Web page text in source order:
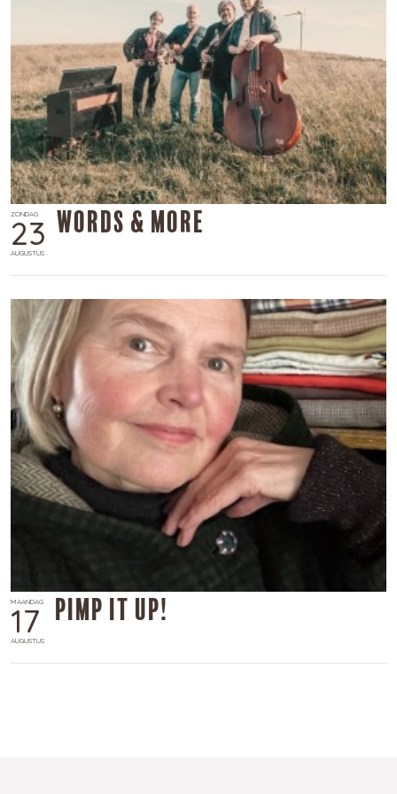
ZONDAG
23
AUGUSTUS
Words & More
MAANDAG
17
AUGUSTUS
Pimp it up!